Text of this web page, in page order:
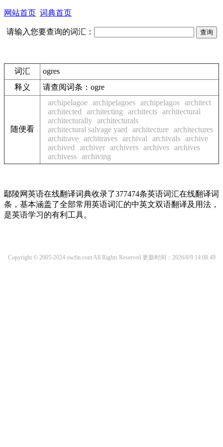
网站首页 词典首页
请输入您要查询的词汇：
词汇
ogres
释义
请查阅词条：ogre
随便看
archipelagoe archipelagoes archipelagos architect
architected
architecting architects architectural
architecturally architecturals
architectural salvage yard
architecture architectures
architrave architraves archival archivals archive
archived
archiver archivers archives archives
archivess archiving
鄢陵网英语在线翻译词典收录了377474条英语词汇在线翻译词
条，基本涵盖了全部常用英语词汇的中英文双语翻译及用法，
是英语学习的有利工具。
Copyright © 2005-2024 owfin.com All Rights Reserved更新时间：2026/8/9 14:08:49